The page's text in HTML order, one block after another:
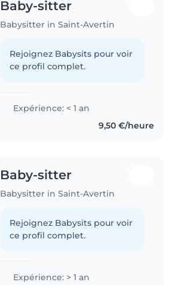
Baby-sitter
Babysitter in Saint-Avertin
Rejoignez Babysits pour voir
ce profil complet.
Expérience: < 1 an
9,50 €/heure
Baby-sitter
Babysitter in Saint-Avertin
Rejoignez Babysits pour voir
ce profil complet.
Expérience: > 1 an